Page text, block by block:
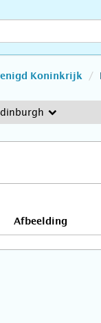
Koninkrijk
Afbeelding